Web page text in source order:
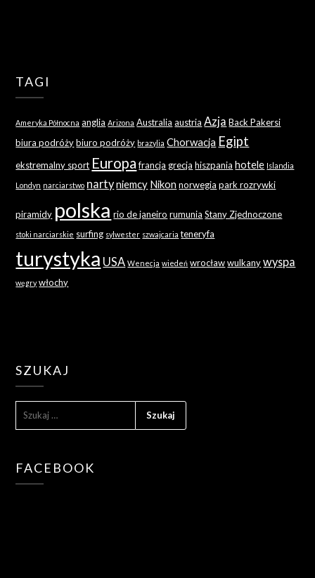
TAGI
Ameryka Północna anglia Arizona Australia austria Azja Back Pakersi
biura podróży biuro podróży brazylia Chorwacja Egipt
ekstremalny sport Europa francja grecja hiszpania hotele Islandia
Londyn narciarstwo nartyniemcy Nikon norwegia park rozrywki
piramidy polska rio de janeiro rumunia Stany Zjednoczone
stoki narciarskie surfing sylwester szwajcaria teneryfa
turystyka USA Wenecja wiedeń wrocław wulkany wyspa
węgry włochy
SZUKAJ
FACEBOOK